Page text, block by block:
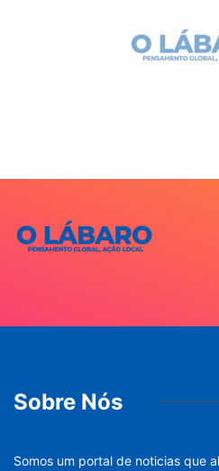
Sobre Nós
Somos um portal de noticias que